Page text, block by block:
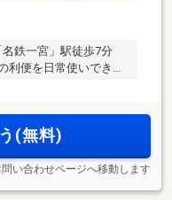
鉄一宮」駅徒歩7分
利便を日常使いできる
(無料)
い合わせページへ移動します